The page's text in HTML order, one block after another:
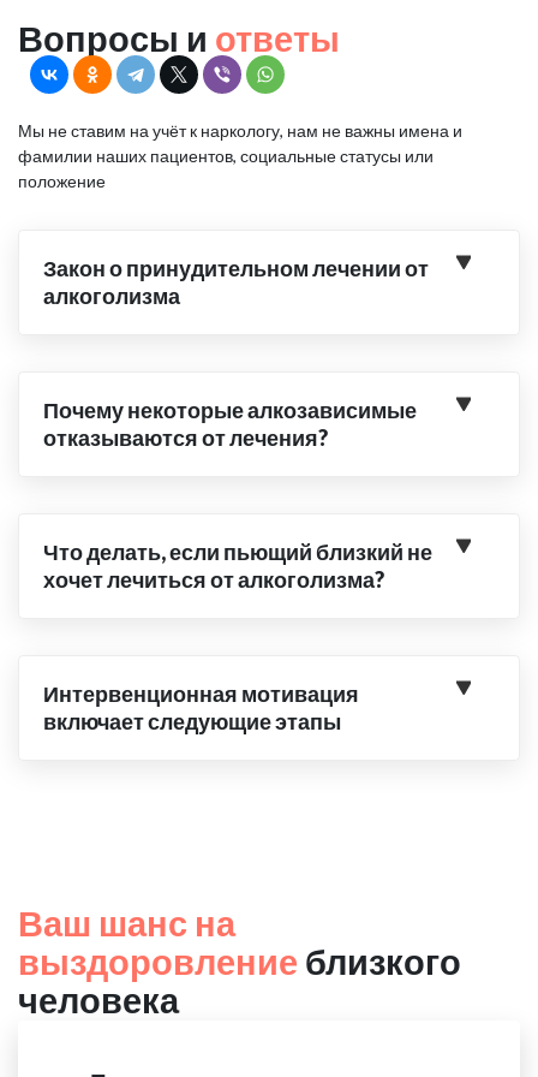
Вопросы и ответы
Мы не ставим на учёт к наркологу, нам не важны имена и
фамилии наших пациентов, социальные статусы или
положение
Закон о принудительном лечении от
алкоголизма
Почему некоторые алкозависимые
отказываются от лечения?
Что делать, если пьющий близкий не
хочет лечиться от алкоголизма?
Интервенционная мотивация
включает следующие этапы
Ваш шанс на
выздоровление близкого
человека